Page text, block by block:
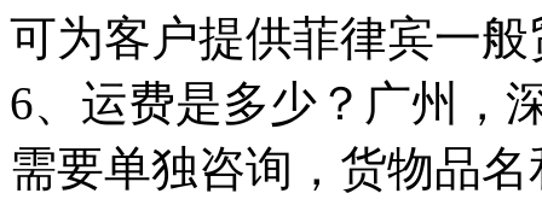
可为客户提供菲律宾一
6、运费是多少？广州，
需要单独咨询，货物品